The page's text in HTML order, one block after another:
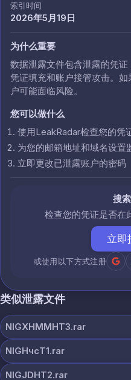
索引时间
2026年5月19日
为什么重要
数据泄露文件包含泄露的凭
凭证填充和账户接管攻击。
户可能面临风险。
您可以做什么
使用LeakRadar检查您的凭
为您的邮箱地址和域名设置
立即更改已泄露账户的密码
搜
检查您的凭证是否在
立即
或使用以下方式注册
类似泄露文件
NIGXHMMHT3.rar
NIGHчсT1.rar
NIGJDHT2.rar